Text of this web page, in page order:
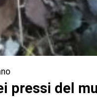
pressi del